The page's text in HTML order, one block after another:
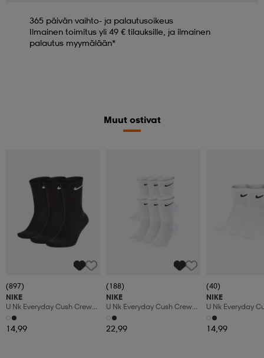
365 päivän vaihto- ja palautusoikeus
Ilmainen toimitus yli 49 € tilauksille, ja ilmainen
palautus myymälään*
Muut ostivat
(897)
NIKE
U Nk Everyday Cush Crew
3pr
14,99
(188)
NIKE
U Nk Everyday Cush Crew
6pr-Bd
22,99
(40)
NIKE
U Nk Everyday
3pr
14,99